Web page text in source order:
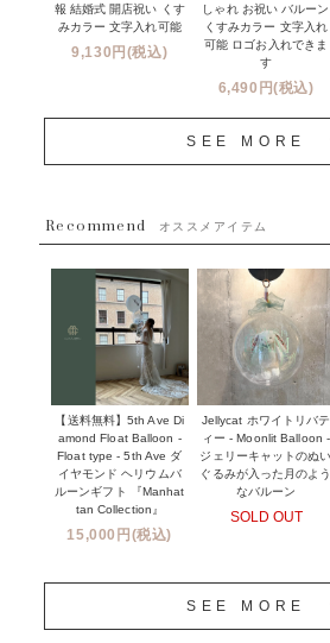
オプション
成人式・卒業式・入学式バルーンブーケ
新商品
~３０００円
~５５００円
１１０００円以上
NEW YORK MIND - ニューヨークス
※コンフェッティバルーン -プリント
コンフェッティバルーンについて
ハワイウェディングサービス
企業・法人様
ウェディングコンフェッティバルーン
実店舗について -大阪 堀江店・名古屋
センター店・沖縄 嘉手納基地店-
プリントサービス
前撮り写真バルーン特集
姉妹店＆関連ショップについて
安心のチャビーバルーン
報 結婚式 開店祝い くす
みカラー 文字入れ可能
9,130円(税込)
しゃれ お祝い バルーン
くすみカラー 文字入れ
可能 ロゴお入れできま
す
6,490円(税込)
SEE MORE
Recommend オススメアイテム
【送料無料】5th Ave Di
amond Float Balloon -
Float type - 5th Ave ダ
イヤモンド ヘリウムバ
ルーンギフト 『Manhat
tan Collection』
15,000円(税込)
Jellycat ホワイトリバテ
ィー - Moonlit Balloon -
ジェリーキャットのぬい
ぐるみが入った月のよう
なバルーン
SOLD OUT
SEE MORE